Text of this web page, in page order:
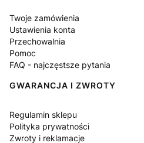
Twoje zamówienia
Ustawienia konta
Przechowalnia
Pomoc
FAQ - najczęstsze pytania
GWARANCJA I ZWROTY
Regulamin sklepu
Polityka prywatności
Zwroty i reklamacje